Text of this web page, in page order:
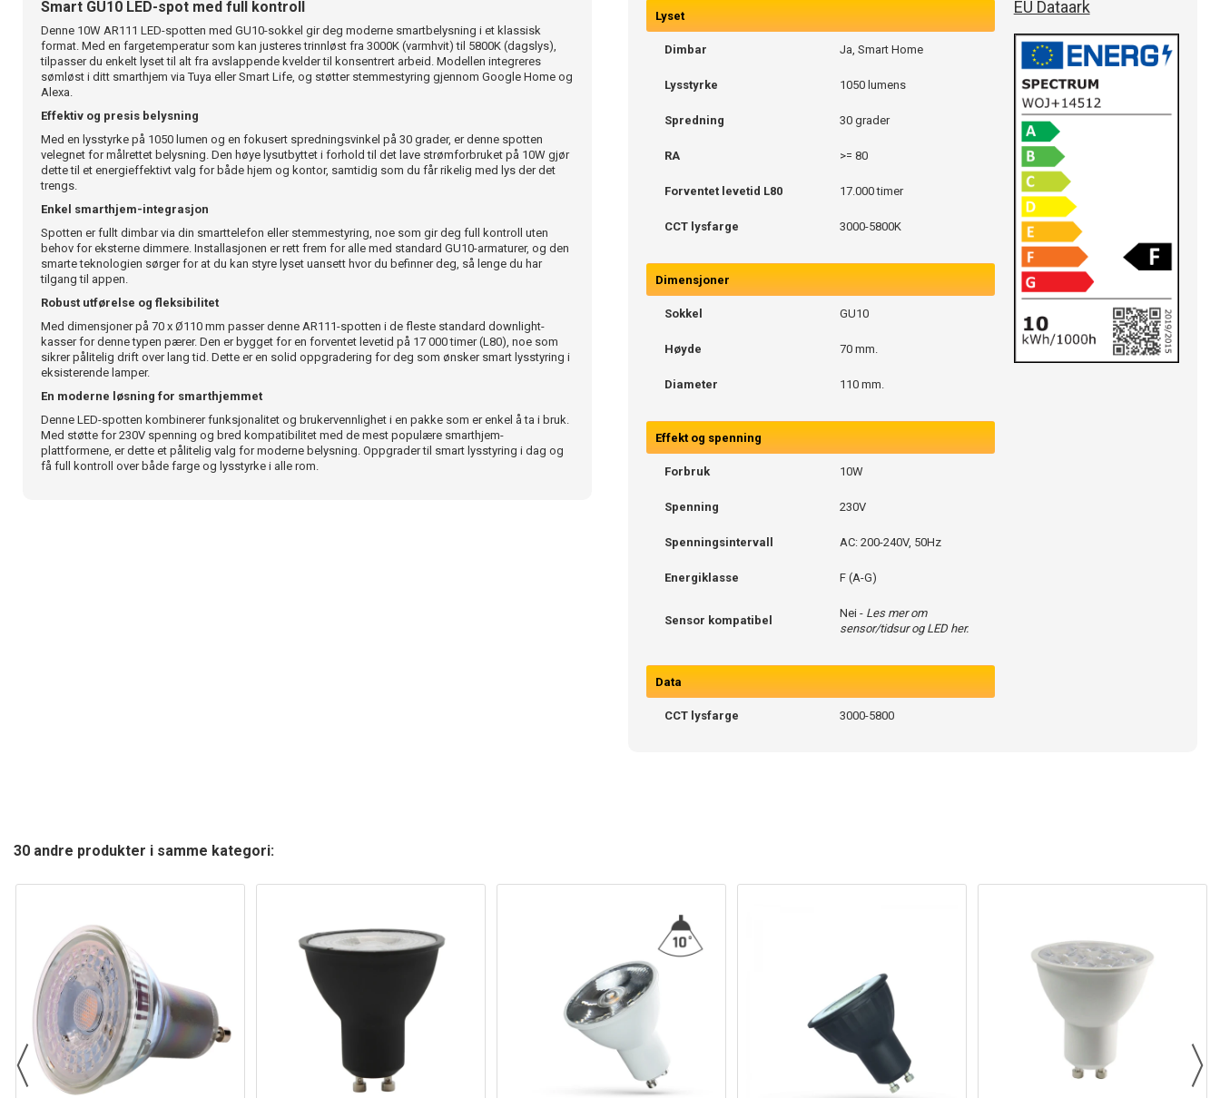
Smart GU10 LED-spot med full kontroll
Denne 10W AR111 LED-spotten med GU10-sokkel gir deg moderne smartbelysning i et klassisk
format. Med en fargetemperatur som kan justeres trinnløst fra 3000K (varmhvit) til 5800K (dagslys),
tilpasser du enkelt lyset til alt fra avslappende kvelder til konsentrert arbeid. Modellen integreres
sømløst i ditt smarthjem via Tuya eller Smart Life, og støtter stemmestyring gjennom Google Home og
Alexa.
Effektiv og presis belysning
Med en lysstyrke på 1050 lumen og en fokusert spredningsvinkel på 30 grader, er denne spotten
velegnet for målrettet belysning. Den høye lysutbyttet i forhold til det lave strømforbruket på 10W gjør
dette til et energieffektivt valg for både hjem og kontor, samtidig som du får rikelig med lys der det
trengs.
Enkel smarthjem-integrasjon
Spotten er fullt dimbar via din smarttelefon eller stemmestyring, noe som gir deg full kontroll uten
behov for eksterne dimmere. Installasjonen er rett frem for alle med standard GU10-armaturer, og den
smarte teknologien sørger for at du kan styre lyset uansett hvor du befinner deg, så lenge du har
tilgang til appen.
Robust utførelse og fleksibilitet
Med dimensjoner på 70 x Ø110 mm passer denne AR111-spotten i de fleste standard downlight-
kasser for denne typen pærer. Den er bygget for en forventet levetid på 17 000 timer (L80), noe som
sikrer pålitelig drift over lang tid. Dette er en solid oppgradering for deg som ønsker smart lysstyring i
eksisterende lamper.
En moderne løsning for smarthjemmet
Denne LED-spotten kombinerer funksjonalitet og brukervennlighet i en pakke som er enkel å ta i bruk.
Med støtte for 230V spenning og bred kompatibilitet med de mest populære smarthjem-
plattformene, er dette et pålitelig valg for moderne belysning. Oppgrader til smart lysstyring i dag og
få full kontroll over både farge og lysstyrke i alle rom.
Lyset
Dimbar Ja, Smart Home
Lysstyrke 1050 lumens
Spredning 30 grader
RA >= 80
Forventet levetid L80 17.000 timer
CCT lysfarge 3000-5800K
Dimensjoner
Sokkel GU10
Høyde 70 mm.
Diameter 110 mm.
Effekt og spenning
Forbruk 10W
Spenning 230V
Spenningsintervall AC: 200-240V, 50Hz
Energiklasse F (A-G)
Sensor kompatibel
Nei - Les mer om
sensor/tidsur og LED her.
Data
CCT lysfarge 3000-5800
EU Dataark
30 andre produkter i samme kategori: